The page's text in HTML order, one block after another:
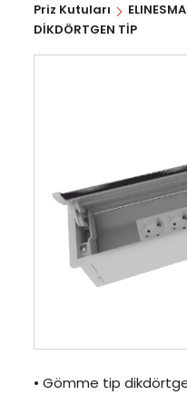
Priz Kutuları
DİKDÖRTGEN TİP
• Gömme tip